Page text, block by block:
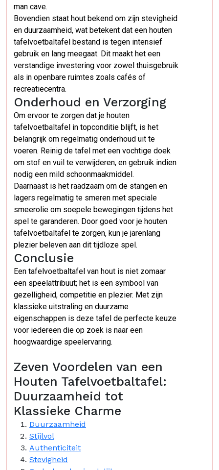
man cave.
Bovendien staat hout bekend om zijn stevigheid
en duurzaamheid, wat betekent dat een houten
tafelvoetbaltafel bestand is tegen intensief
gebruik en lang meegaat. Dit maakt het een
verstandige investering voor zowel thuisgebruik
als in openbare ruimtes zoals cafés of
recreatiecentra.
Onderhoud en Verzorging
Om ervoor te zorgen dat je houten
tafelvoetbaltafel in topconditie blijft, is het
belangrijk om regelmatig onderhoud uit te
voeren. Reinig de tafel met een vochtige doek
om stof en vuil te verwijderen, en gebruik indien
nodig een mild schoonmaakmiddel.
Daarnaast is het raadzaam om de stangen en
lagers regelmatig te smeren met speciale
smeerolie om soepele bewegingen tijdens het
spel te garanderen. Door goed voor je houten
tafelvoetbaltafel te zorgen, kun je jarenlang
plezier beleven aan dit tijdloze spel.
Conclusie
Een tafelvoetbaltafel van hout is niet zomaar
een speelattribuut; het is een symbool van
gezelligheid, competitie en plezier. Met zijn
klassieke uitstraling en duurzame
eigenschappen is deze tafel de perfecte keuze
voor iedereen die op zoek is naar een
hoogwaardige speelervaring.
Zeven Voordelen van een
Houten Tafelvoetbaltafel:
Duurzaamheid tot
Klassieke Charme
Duurzaamheid
Stijlvol
Authenticiteit
Stevigheid